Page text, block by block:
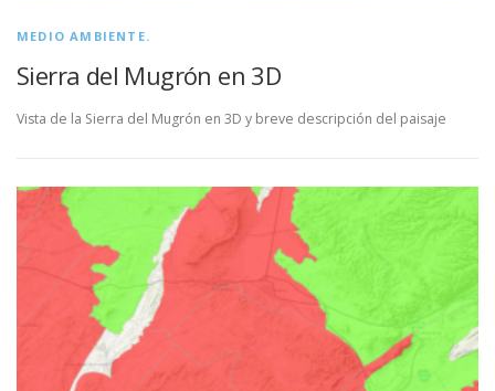
MEDIO AMBIENTE.
Sierra del Mugrón en 3D
Vista de la Sierra del Mugrón en 3D y breve descripción del paisaje